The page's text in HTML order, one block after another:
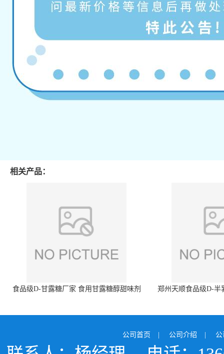
相关产品：
食品级D-甘露糖厂家 食用甘露糖醇甜味剂
郑州天顺食品级D-半
公司首页 | 公司介绍 |